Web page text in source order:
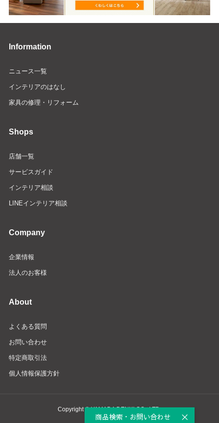
Information
ニュース一覧
インテリアのはなし
家具の修理・リフォーム
Shops
店舗一覧
サービスガイド
インテリア相談
LINEインテリア相談
Company
企業情報
法人のお客様
About
よくある質問
お問い合わせ
特定商取引法
個人情報保護方針
Copyright © YAMADA DENKI CO., LTD.
商品検索・お問い合わせ